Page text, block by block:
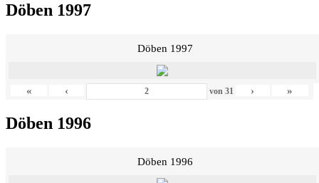
Döben 1997
Döben 1997
« ‹ von 31 › »
Döben 1996
Döben 1996